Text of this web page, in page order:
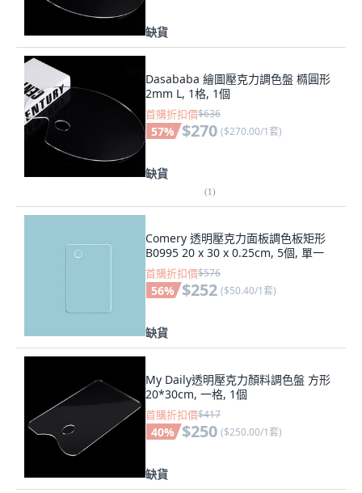
缺貨
Dasababa 繪圖壓克力調色盤 橢圓形
2mm L, 1格, 1個
首購折扣價$636
57% $270 ($270.00/1套)
缺貨
(1)
Comery 透明壓克力面板調色板矩形
B0995 20 x 30 x 0.25cm, 5個, 單一
首購折扣價$576
56% $252 ($50.40/1套)
缺貨
My Daily透明壓克力顏料調色盤 方形
20*30cm, 一格, 1個
首購折扣價$417
40% $250 ($250.00/1套)
缺貨